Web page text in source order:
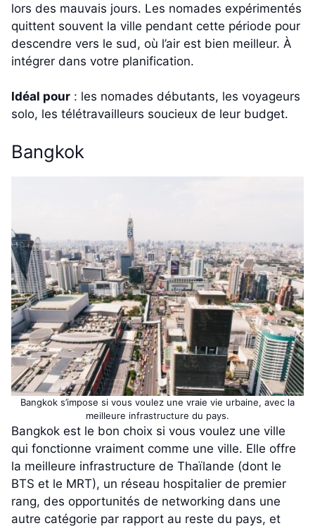
lors des mauvais jours. Les nomades expérimentés
quittent souvent la ville pendant cette période pour
descendre vers le sud, où l’air est bien meilleur. À
intégrer dans votre planification.
Idéal pour : les nomades débutants, les voyageurs
solo, les télétravailleurs soucieux de leur budget.
Bangkok
Bangkok s’impose si vous voulez une vraie vie urbaine, avec la
meilleure infrastructure du pays.
Bangkok est le bon choix si vous voulez une ville
qui fonctionne vraiment comme une ville. Elle offre
la meilleure infrastructure de Thaïlande (dont le
BTS et le MRT), un réseau hospitalier de premier
rang, des opportunités de networking dans une
autre catégorie par rapport au reste du pays, et